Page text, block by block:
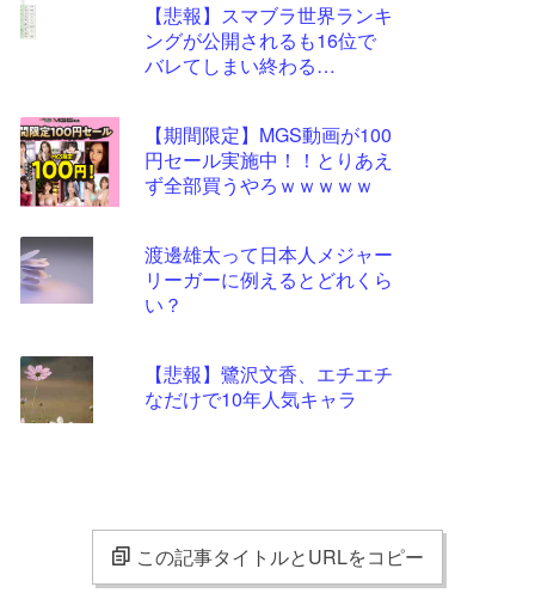
【悲報】スマブラ世界ランキ
ングが公開されるも16位で
バレてしまい終わる…
【期間限定】MGS動画が100
円セール実施中！！とりあえ
ず全部買うやろｗｗｗｗｗ
渡邊雄太って日本人メジャー
リーガーに例えるとどれくら
い？
【悲報】鷺沢文香、エチエチ
なだけで10年人気キャラ
この記事タイトルとURLをコピー